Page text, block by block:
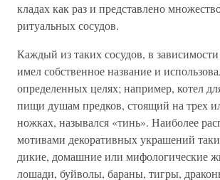
кладах как раз и представлено
ритуальных сосудов.
Каждый из таких сосудов, в
имел собственное название и
определенных целях; например, котел
пищи душам предков, стоящий на трех
ножках, назывался «тинь». Наиболее
мотивами декоративных украшений
дикие, домашние или мифологические
лошади, буйволы, бараны, тигры,